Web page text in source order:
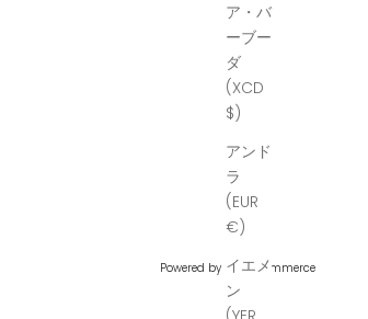
ア・バ
ーブー
ダ
(XCD
$)
アンド
ラ
(EUR
€)
イエメ
ン
Powered by Hura Commerce